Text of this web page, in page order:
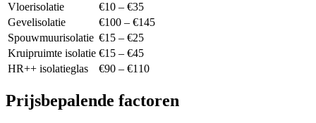
Vloerisolatie
€10 – €35
Gevelisolatie
€100 – €145
Spouwmuurisolatie €15 – €25
Kruipruimte isolatie €15 – €45
HR++ isolatieglas
€90 – €110
Prijsbepalende factoren